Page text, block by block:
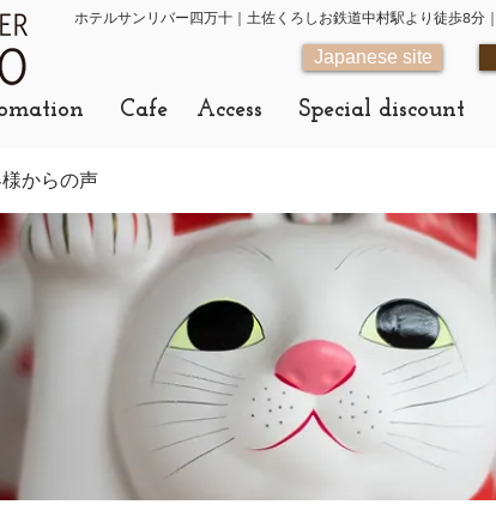
ホテルサンリバー四万十｜土佐くろしお鉄道中村駅より徒歩8分
Japanese site
Cafe Access Special discount
からの声